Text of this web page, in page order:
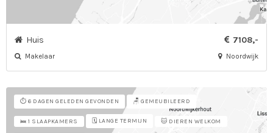
Huis 7108,-
Makelaar Noordwijk
⏱️ 6 DAGEN GELEDEN GEVONDEN 🪑 GEMEUBILEERD
🛌 1 SLAAPKAMERS 🗓️ LANGE TERMIJN 🐱 DIEREN WELKOM